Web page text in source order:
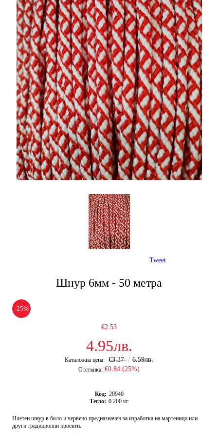
Шнур 6мм - 50 метра
-25%
€2.53
4.95лв.
Каталожна цена: €3.37 6.59лв.
Отстъпка: €0.84 (25%)
Код: 20940
Тегло: 0.200 кг
Плетен шнур в бяло и червено предназначен за изработка на мартеници или
други традиционни проекти.
Tweet